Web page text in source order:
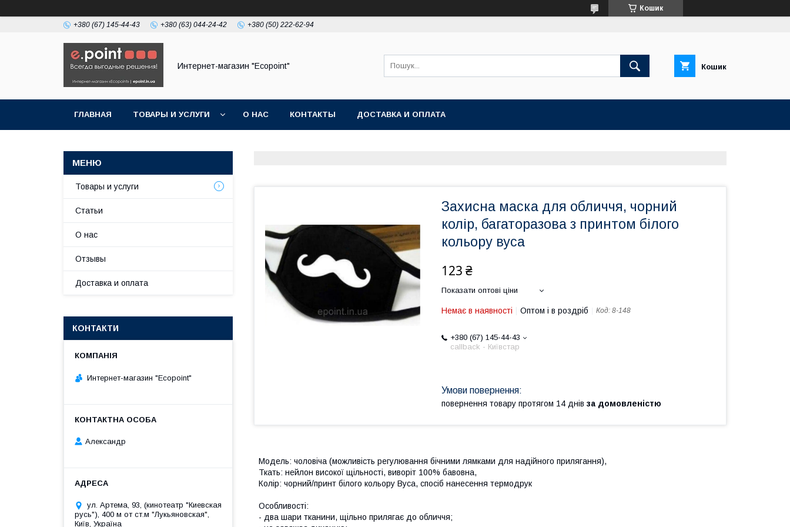
Кошик
+380 (67) 145-44-43 +380 (63) 044-24-42 +380 (50) 222-62-94
Интернет-магазин "Ecopoint" Кошик
ГЛАВНАЯ ТОВАРЫ И УСЛУГИ О НАС КОНТАКТЫ ДОСТАВКА И ОПЛАТА
Захисна маска для обличчя, чорний
колір, багаторазова з принтом білого
кольору вуса
123 ₴
Показати оптові ціни
Немає в наявності Оптом і в роздріб Код: 8-148
+380 (67) 145-44-43
callback - Київстар
повернення товару протягом 14 днів за домовленістю
Модель: чоловіча (можливість регулювання бічними лямками для надійного прилягання),
Ткать: нейлон високої щільності, виворіт 100% бавовна,
Колір: чорний/принт білого кольору Вуса, спосіб нанесення термодрук
Особливості:
- два шари тканини, щільно прилягає до обличчя;
Товары и услуги
Статьи
О нас
Отзывы
Доставка и оплата
КОНТАКТИ
Интернет-магазин "Ecopoint"
Александр
ул. Артема, 93, (кинотеатр "Киевская
русь"), 400 м от ст.м "Лукьяновская",
Київ, Україна